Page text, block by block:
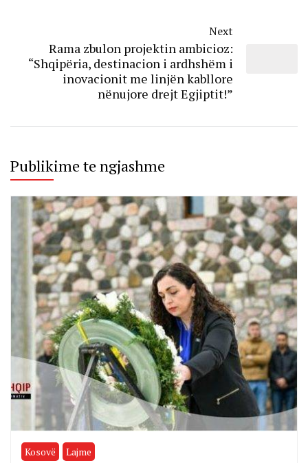
Next
Rama zbulon projektin ambicioz:
“Shqipëria, destinacion i ardhshëm i
inovacionit me linjën kabllore
nënujore drejt Egjiptit!”
Publikime te ngjashme
Kosovë Lajme